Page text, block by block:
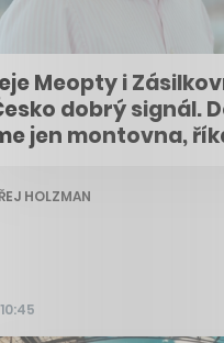
Meopty i
dobrý signál.
jen montovna,
HOLZMAN